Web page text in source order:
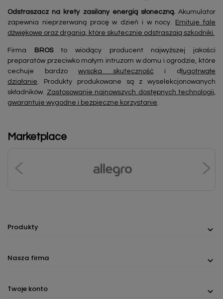
Odstraszacz na krety zasilany energią słoneczną.Akumulator
zapewnia nieprzerwaną pracę w dzień i w nocy.
Emituje fale
dźwiękowe oraz drgania, które skutecznie odstraszają szkodniki.
Firma BROSto wiodący producent najwyższej jakości
preparatów przeciwko małym intruzom w domu i ogrodzie, które
cechuje bardzowysoka skuteczność i długotrwałe
działanie. Produkty produkowane są z wyselekcjonowanych
składników. Zastosowanie najnowszych dostępnych technologii,
gwarantuje wygodne i bezpieczne korzystanie.
Marketplace
Produkty
Nasza firma
Twoje konto